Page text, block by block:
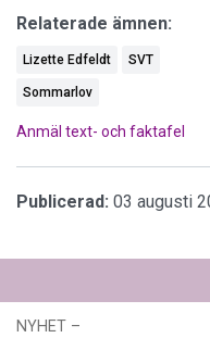
Relaterade ämnen:
Lizette Edfeldt SVT
Sommarlov
Anmäl text- och faktafel
Publicerad: 03 augusti
NYHET –